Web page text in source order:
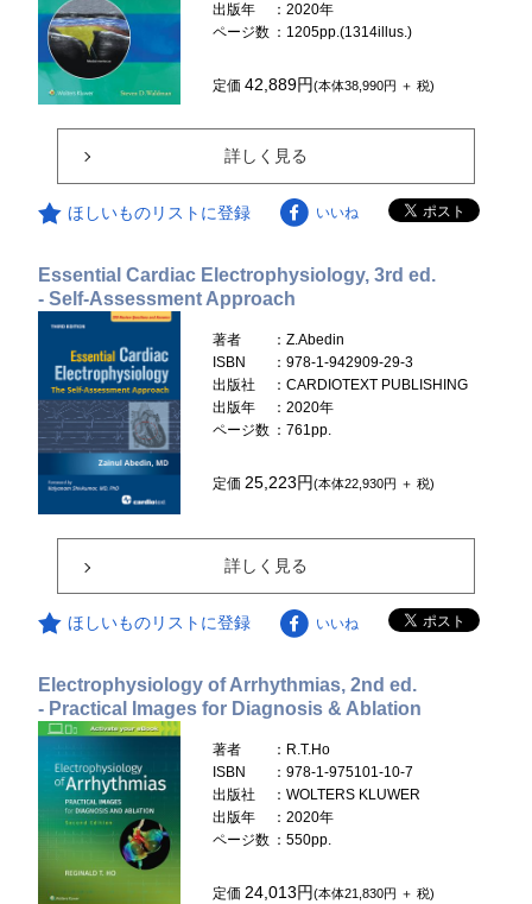
出版年
：2020年
ページ数 ：1205pp.(1314illus.)
定価42,889円(本体38,990円 ＋ 税)
詳しく見る
ほしいものリストに登録 いいね
Essential Cardiac Electrophysiology, 3rd ed.
- Self-Assessment Approach
著者
：Z.Abedin
ISBN
：978-1-942909-29-3
出版社
：CARDIOTEXT PUBLISHING
出版年
：2020年
ページ数 ：761pp.
定価 25,223円(本体22,930円 ＋ 税)
詳しく見る
ほしいものリストに登録 いいね
Electrophysiology of Arrhythmias, 2nd ed.
- Practical Images for Diagnosis & Ablation
著者
：R.T.Ho
ISBN
：978-1-975101-10-7
出版社
：WOLTERS KLUWER
出版年
：2020年
ページ数 ：550pp.
定価24,013円(本体21,830円 ＋ 税)